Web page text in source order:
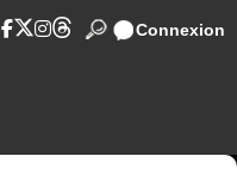
Connexion